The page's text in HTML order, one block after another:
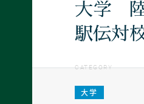
大学 陸
駅伝対
CATEGORY
大学